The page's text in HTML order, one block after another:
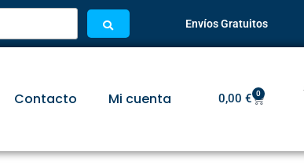
Envíos Gratuitos
Contacto Mi cuenta 0,00€ 0